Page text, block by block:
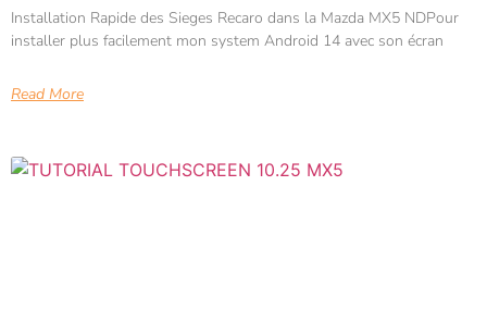
Installation Rapide des Sieges Recaro dans la Mazda MX5 NDPour
installer plus facilement mon system Android 14 avec son écran
Read More